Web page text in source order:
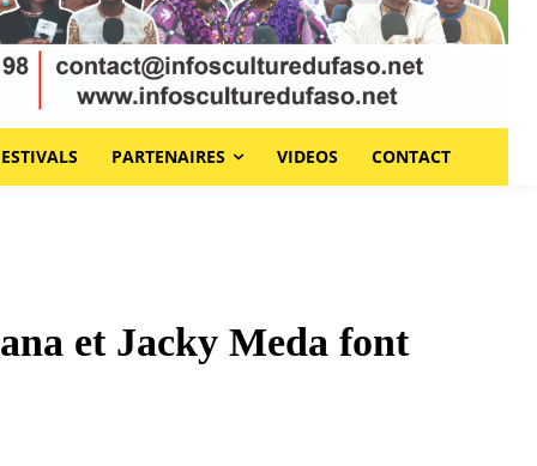
PARTENAIRES VIDEOS CONTACT
et Jacky Meda font